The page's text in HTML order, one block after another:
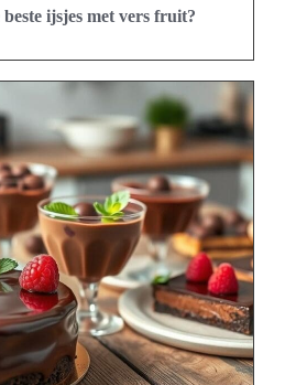
ijsjes met vers fruit?